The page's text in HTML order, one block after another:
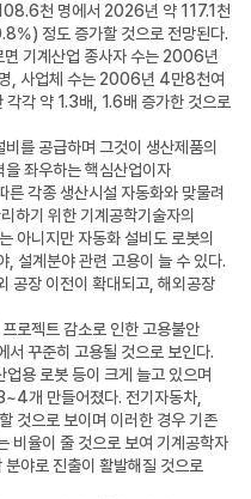
천 명에서 2026년 약 117.1천
정도 증가할 것으로 전망된다.
면 기계산업 종사자 수는 2006년
, 사업체 수는 2006년 4만8천여
각 약 1.3배, 1.6배 증가한 것으로
를 공급하며 그것이 생산제품의
좌우하는 핵심산업이자
각종 생산시설 자동화와 맞물려
하기 위한 기계공학기술자의
아니지만 자동화 설비도 로봇의
, 설계분야 관련 고용이 늘 수 있다.
공장 이전이 확대되고, 해외공장
로젝트 감소로 인한 고용불안
서 꾸준히 고용될 것으로 보인다.
용 로봇 등이 크게 늘고 있으며
개 만들어졌다. 전기자동차,
것으로 보이며 이러한 경우 기존
비율이 줄 것으로 보여 기계공학자
야로 진출이 활발해질 것으로